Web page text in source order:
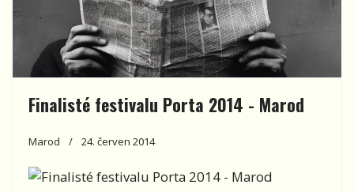
Finalisté festivalu Porta 2014 - Marod
Marod 24. červen 2014